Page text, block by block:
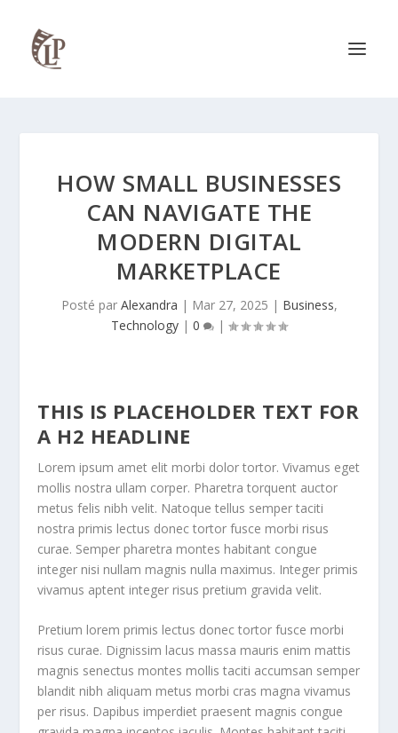
HOW SMALL BUSINESSES
CAN NAVIGATE THE
MODERN DIGITAL
MARKETPLACE
Posté par Alexandra | Mar 27, 2025 | Business,
Technology | 0 |
THIS IS PLACEHOLDER TEXT FOR
A H2 HEADLINE
Lorem ipsum amet elit morbi dolor tortor. Vivamus eget
mollis nostra ullam corper. Pharetra torquent auctor
metus felis nibh velit. Natoque tellus semper taciti
nostra primis lectus donec tortor fusce morbi risus
curae. Semper pharetra montes habitant congue
integer nisi nullam magnis nulla maximus. Integer primis
vivamus aptent integer risus pretium gravida velit.
Pretium lorem primis lectus donec tortor fusce morbi
risus curae. Dignissim lacus massa mauris enim mattis
magnis senectus montes mollis taciti accumsan semper
blandit nibh aliquam metus morbi cras magna vivamus
per risus. Dapibus imperdiet praesent magnis congue